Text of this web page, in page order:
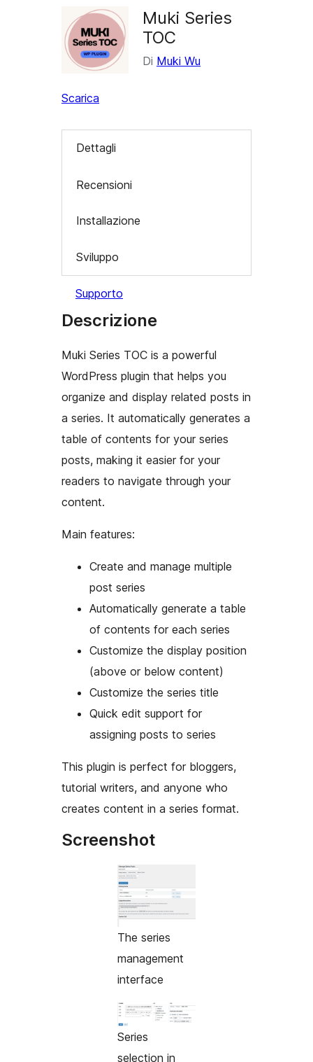
Muki Series
TOC
Di Muki Wu
Scarica
Dettagli
Recensioni
Installazione
Sviluppo
Supporto
Descrizione
Muki Series TOC is a powerful
WordPress plugin that helps you
organize and display related posts in
a series. It automatically generates a
table of contents for your series
posts, making it easier for your
readers to navigate through your
content.
Main features:
Create and manage multiple
post series
Automatically generate a table
of contents for each series
Customize the display position
(above or below content)
Customize the series title
Quick edit support for
assigning posts to series
This plugin is perfect for bloggers,
tutorial writers, and anyone who
creates content in a series format.
Screenshot
The series
management
interface
Series
selection in